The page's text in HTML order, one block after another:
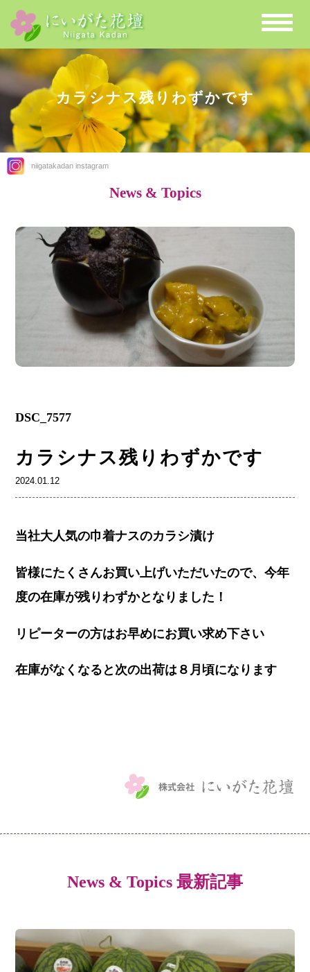
niigatakadan instagram
カラシナス残りわずかです
News & Topics
DSC_7577
カラシナス残りわずかです
2024.01.12
当社大人気の巾着ナスのカラシ漬け
皆様にたくさんお買い上げいただいたので、今年
度の在庫が残りわずかとなりました！
リピーターの方はお早めにお買い求め下さい
在庫がなくなると次の出荷は８月頃になります
News & Topics 最新記事